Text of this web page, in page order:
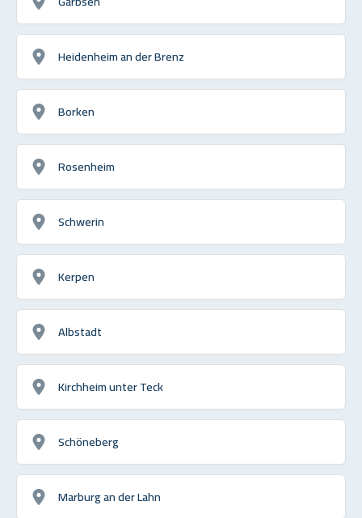
Heidenheim an der Brenz
Borken
Rosenheim
Schwerin
Kerpen
Albstadt
Kirchheim unter Teck
Schöneberg
Marburg an der Lahn